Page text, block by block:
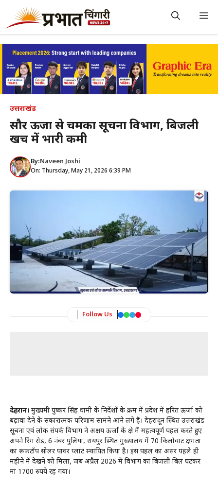
content
उत्तराखंड
सौर ऊर्जा से चमका सूचना विभाग, बिजली
खर्च में भारी कमी
By:Naveen Joshi
On: Thursday, May 21, 2026 6:39 PM
Follow Us
देहरादून। मुख्यमंत्री पुष्कर सिंह धामी के निर्देशों के क्रम में प्रदेश में हरित ऊर्जा को
बढ़ावा देने के सकारात्मक परिणाम सामने आने लगे हैं। देहरादून स्थित उत्तराखंड
सूचना एवं लोक संपर्क विभाग ने अक्षय ऊर्जा के क्षेत्र में महत्वपूर्ण पहल करते हुए
अपने रिंग रोड, 6 नंबर पुलिया, रायपुर स्थित मुख्यालय में 70 किलोवाट क्षमता
का रूफटॉप सोलर पावर प्लांट स्थापित किया है। इस पहल का असर पहले ही
महीने में देखने को मिला, जब अप्रैल 2026 में विभाग का बिजली बिल घटकर
मात्र 1700 रुपये रह गया।